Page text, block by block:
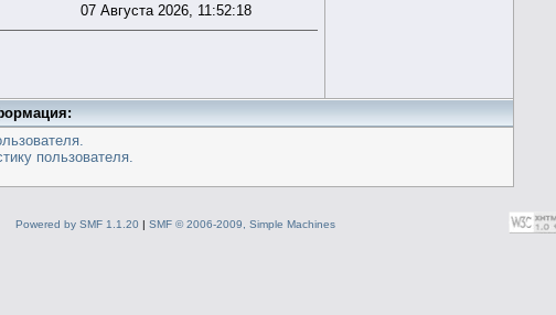
07 Августа 2026, 11:52:18
пользователя.
Powered by SMF 1.1.20 | SMF © 2006-2009, Simple Machines